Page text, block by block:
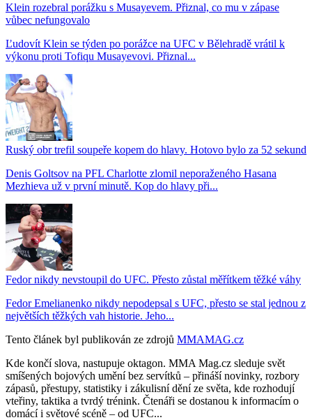
Klein rozebral porážku s Musayevem. Přiznal, co mu v zápase
vůbec nefungovalo
Ľudovít Klein se týden po porážce na UFC v Bělehradě vrátil k
výkonu proti Tofiqu Musayevovi. Přiznal...
Ruský obr trefil soupeře kopem do hlavy. Hotovo bylo za 52 sekund
Denis Goltsov na PFL Charlotte zlomil neporaženého Hasana
Mezhieva už v první minutě. Kop do hlavy při...
Fedor nikdy nevstoupil do UFC. Přesto zůstal měřítkem těžké váhy
Fedor Emelianenko nikdy nepodepsal s UFC, přesto se stal jednou z
největších těžkých vah historie. Jeho...
Tento článek byl publikován ze zdrojů MMAMAG.cz
Kde končí slova, nastupuje oktagon. MMA Mag.cz sleduje svět
smíšených bojových umění bez servítků – přináší novinky, rozbory
zápasů, přestupy, statistiky i zákulisní dění ze světa, kde rozhodují
vteřiny, taktika a tvrdý trénink. Čtenáři se dostanou k informacím o
domácí i světové scéně – od UFC...